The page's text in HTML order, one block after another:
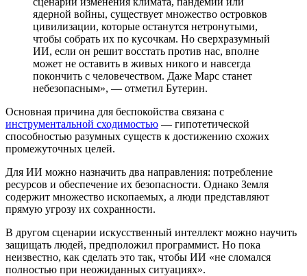
ядерной войны, существует множество островков
цивилизации, которые останутся нетронутыми,
чтобы собрать их по кусочкам. Но сверхразумный
ИИ, если он решит восстать против нас, вполне
может не оставить в живых никого и навсегда
покончить с человечеством. Даже Марс станет
небезопасным», — отметил Бутерин.
Основная причина для беспокойства связана с
инструментальной сходимостью — гипотетической
способностью разумных существ к достижению схожих
промежуточных целей.
Для ИИ можно назначить два направления: потребление
ресурсов и обеспечение их безопасности. Однако Земля
содержит множество ископаемых, а люди представляют
прямую угрозу их сохранности.
В другом сценарии искусственный интеллект можно научить
защищать людей, предположил программист. Но пока
неизвестно, как сделать это так, чтобы ИИ «не сломался
полностью при неожиданных ситуациях».